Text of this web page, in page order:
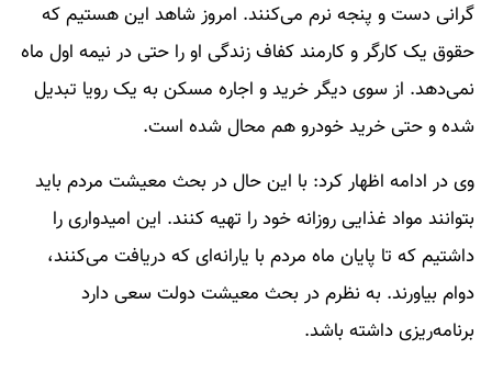
گرانی دست و پنجه نرم می‌کنند. امروز شاهد این هستیم که
حقوق یک کارگر و کارمند کفاف زندگی او را حتی در نیمه اول ماه‌
نمی‌دهد. از سوی دیگر خرید و اجاره مسکن به یک رویا تبدیل
شده و حتی خرید خودرو هم محال شده است.
وی در ادامه اظهار کرد: با این حال در بحث معیشت مردم باید
بتوانند مواد غذایی روزانه خود را تهیه کنند. این امیدواری را
داشتیم که تا پایان ماه مردم با یارانه‌ای که دریافت می‌کنند،
دوام بیاورند. به نظرم در بحث معیشت دولت سعی دارد
برنامه‌ریزی داشته باشد.